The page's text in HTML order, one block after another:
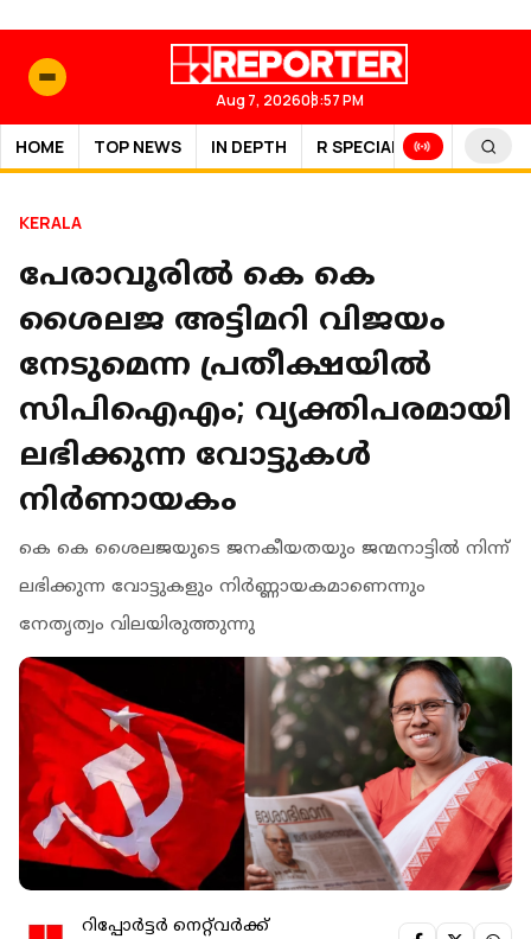
Aug 7, 202608:57 PM
HOME TOP NEWS IN DEPTH R SPECIAL SPORTS
KERALA
പേരാവൂരിൽ കെ കെ
ശൈലജ അട്ടിമറി വിജയം
നേടുമെന്ന പ്രതീക്ഷയിൽ
സിപിഐഎം; വ്യക്തിപരമായി
ലഭിക്കുന്ന വോട്ടുകൾ
നിർണായകം
കെ കെ ശൈലജയുടെ ജനകീയതയും ജന്മനാട്ടിൽ നിന്ന്
ലഭിക്കുന്ന വോട്ടുകളും നിർ‌ണ്ണായകമാണെന്നും
നേതൃത്വം വിലയിരുത്തുന്നു
റിപ്പോർട്ടർ നെറ്റ്‌വര്‍ക്ക്‌